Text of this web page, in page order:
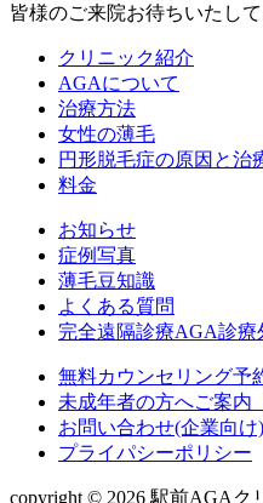
皆様のご来院お待ちいたして
クリニック紹介
AGAについて
治療方法
女性の薄毛
円形脱毛症の原因と治
料金
お知らせ
症例写真
薄毛豆知識
よくある質問
完全遠隔診療AGA診療
無料カウンセリング予
未成年者の方へご案内
お問い合わせ(企業向け)
プライパシーポリシー
copyright © 2026 駅前AGAク